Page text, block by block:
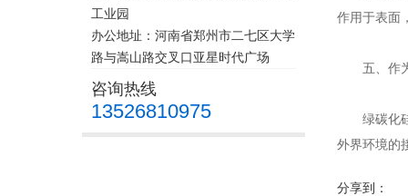
工业园
办公地址：河南省郑州市二七区大学
路与嵩山路交叉口亚星时代广场
咨询热线
13526810975
作用于表面
五、作为
绿碳化硅
外界环境的
分享到：